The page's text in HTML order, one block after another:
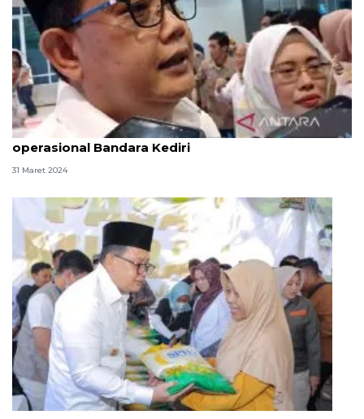
Pemprov Jatim koordinasi ke pusat jadwal
operasional Bandara Kediri
31 Maret 2024
Pemprov Jatim menggelar pasar murah di Kediri